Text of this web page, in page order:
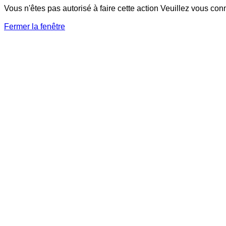
Vous n'êtes pas autorisé à faire cette action Veuillez vous
Fermer la fenêtre